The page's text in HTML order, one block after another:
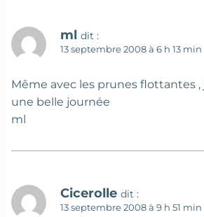
ml dit :
13 septembre 2008 à 6 h 13 min
Même avec les prunes flottantes ,
une belle journée
ml
Cicerolle dit :
13 septembre 2008 à 9 h 51 min